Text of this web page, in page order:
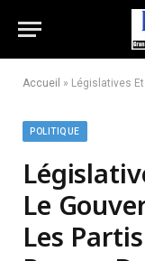
Accueil » Législatives Et
POLITIQUE
Le
Les